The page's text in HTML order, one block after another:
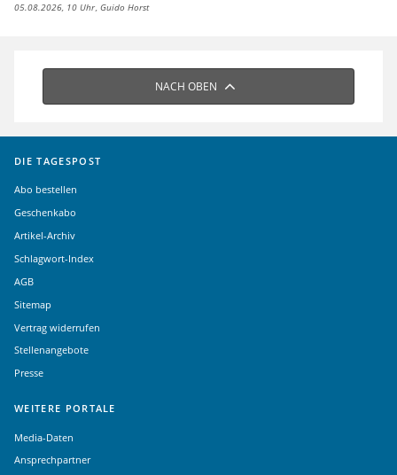
05.08.2026, 10 Uhr Guido Horst
NACH OBEN
DIE TAGESPOST
Abo bestellen
Geschenkabo
Artikel-Archiv
Schlagwort-Index
AGB
Sitemap
Vertrag widerrufen
Stellenangebote
Presse
WEITERE PORTALE
Media-Daten
Ansprechpartner